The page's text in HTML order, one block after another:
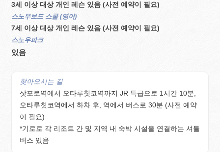
3세 이상 대상 개인 레슨 있음 (사전 예약이 필요)
스노우보드 스쿨 (영어)
7세 이상 대상 개인 레슨 있음 (사전 예약이 필요)
스노우파크
있음
찾아오시는 길
삿포로역에서 오타루칫코역까지 JR 특급으로 1시간 10분,
오타루칫코역에서 하차 후, 역에서 버스로 30분 (사전 예약
이 필요)
*기로로 각 리조트 간 및 지역 내 숙박 시설을 연결하는 셔틀
버스 있음